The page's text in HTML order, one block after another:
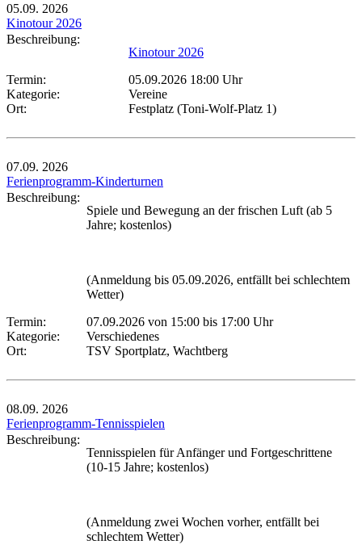
05.09. 2026
Kinotour 2026
Beschreibung:
Kinotour 2026
Termin:
05.09.2026 18:00 Uhr
Kategorie:
Vereine
Ort:
Festplatz (Toni-Wolf-Platz 1)
07.09. 2026
Ferienprogramm-Kinderturnen
Beschreibung:
Spiele und Bewegung an der frischen Luft (ab 5
Jahre; kostenlos)
(Anmeldung bis 05.09.2026, entfällt bei schlechtem
Wetter)
Termin:
07.09.2026 von 15:00 bis 17:00 Uhr
Kategorie:
Verschiedenes
Ort:
TSV Sportplatz, Wachtberg
08.09. 2026
Ferienprogramm-Tennisspielen
Beschreibung:
Tennisspielen für Anfänger und Fortgeschrittene
(10-15 Jahre; kostenlos)
(Anmeldung zwei Wochen vorher, entfällt bei
schlechtem Wetter)